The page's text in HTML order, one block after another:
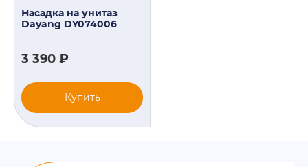
Насадка на унитаз
Dayang DY074006
3 390 ₽
Купить